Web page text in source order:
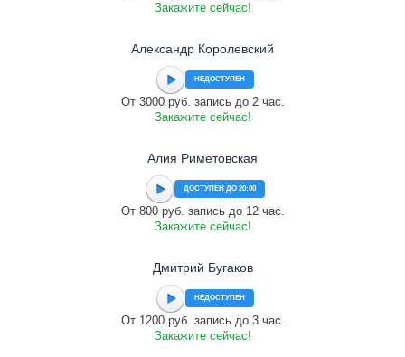
Закажите сейчас!
Александр Королевский
НЕДОСТУПЕН
От 3000 руб. запись до 2 час.
Закажите сейчас!
Алия Риметовская
ДОСТУПЕН ДО 20:00
От 800 руб. запись до 12 час.
Закажите сейчас!
Дмитрий Бугаков
НЕДОСТУПЕН
От 1200 руб. запись до 3 час.
Закажите сейчас!